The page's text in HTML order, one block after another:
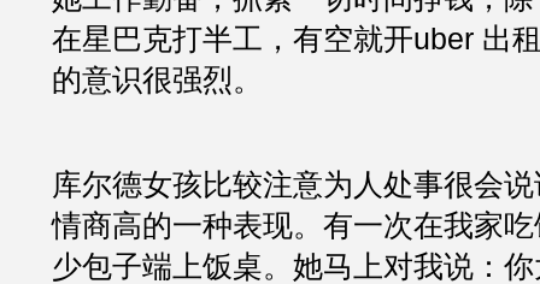
在星巴克打半工，有空就开uber 出
的意识很强烈。
库尔德女孩比较注意为人处事很会
情商高的一种表现。有一次在我家
少包子端上饭桌。她马上对我说：